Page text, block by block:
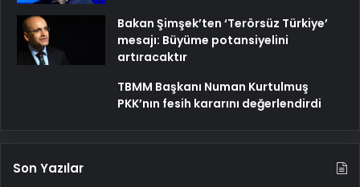
Bakan Şimşek’ten ‘Terörsüz Türkiye’
mesajı: Büyüme potansiyelini
artıracaktır
TBMM Başkanı Numan Kurtulmuş
PKK’nın fesih kararını değerlendirdi
Son Yazılar